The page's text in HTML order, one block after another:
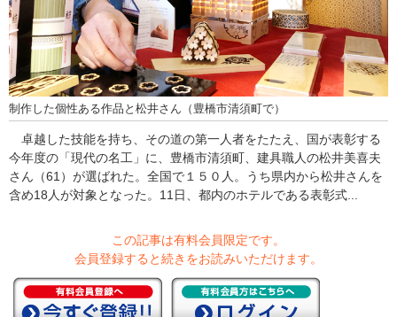
制作した個性ある作品と松井さん（豊橋市清須町で）
卓越した技能を持ち、その道の第一人者をたたえ、国が表彰する
今年度の「現代の名工」に、豊橋市清須町、建具職人の松井美喜夫
さん（61）が選ばれた。全国で１５０人。うち県内から松井さんを
含め18人が対象となった。11日、都内のホテルである表彰式...
この記事は有料会員限定です。
会員登録すると続きをお読みいただけます。